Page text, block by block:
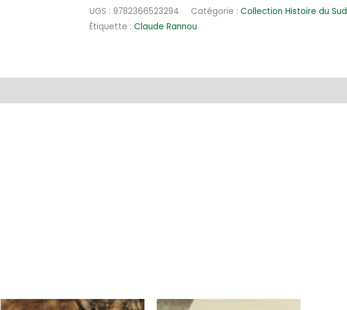
Les
orphelins
chemin
UGS :9782366523294 Catégorie :Collection Histoire du Sud
Étiquette :Claude Rannou